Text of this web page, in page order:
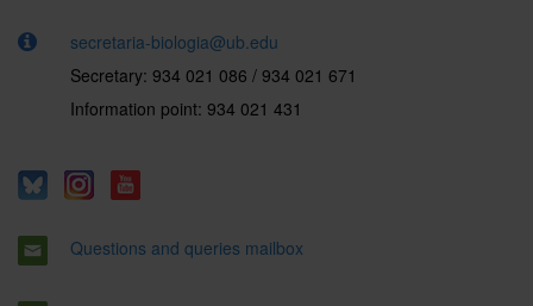
secretaria-biologia@ub.edu
Secretary: 934 021 086 / 934 021 671
Information point: 934 021 431
Questions and queries mailbox